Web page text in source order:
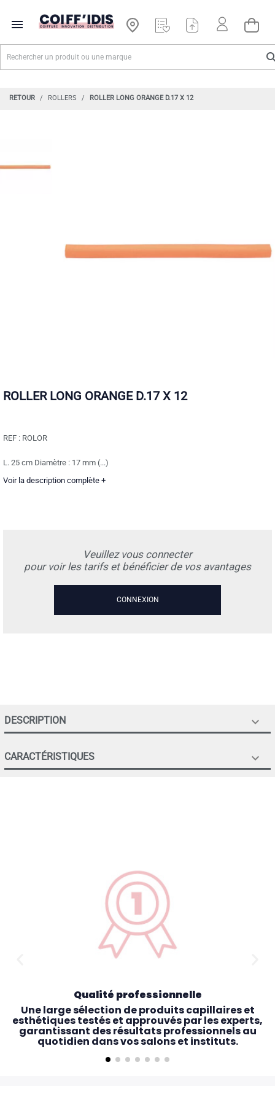

RETOUR ROLLERS ROLLER LONG ORANGE D.17 X 12
ROLLER LONG ORANGE D.17 X 12
REF : ROLOR
L. 25 cm Diamètre : 17 mm (...)
Voir la description complète +
Veuillez vous connecter
pour voir les tarifs et bénéficier de vos avantages
CONNEXION
DESCRIPTION 
CARACTÉRISTIQUES 
Qualité professionnelle
Une large sélection de produits capillaires et
esthétiques testés et approuvés par les experts,
garantissant des résultats professionnels au
quotidien dans vos salons et instituts.